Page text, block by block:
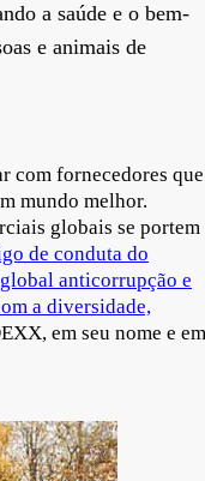
a saúde e o bem-
e animais de
com fornecedores que
mundo melhor.
globais se portem
de conduta do
anticorrupção e
a diversidade,
em seu nome e em